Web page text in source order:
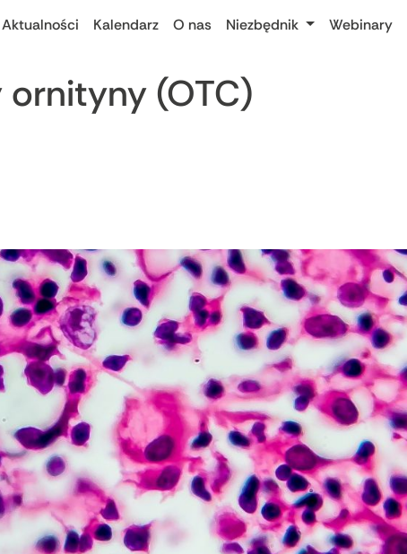
Aktualności Kalendarz O nas Niezbędnik Webinary
(OTC)